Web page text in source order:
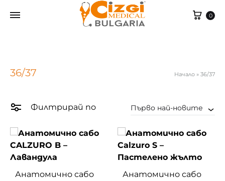
Cart
0
36/37 Начало » 36/37
Филтрирай по Първо най-новите
Анатомично сабо
Анатомично сабо